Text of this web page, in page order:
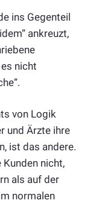
ins Gegenteil
ankreuzt,
nicht
von Logik
und Ärzte ihre
ist das andere.
nicht,
als auf der
normalen